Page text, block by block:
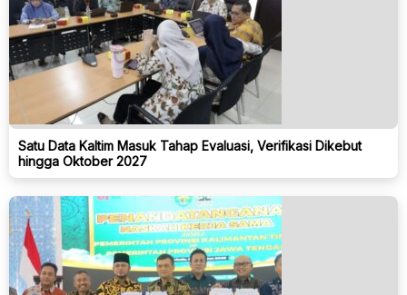
Satu Data Kaltim Masuk Tahap Evaluasi, Verifikasi Dikebut
hingga Oktober 2027